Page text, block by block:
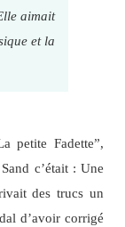
aimait
et la
petite Fadette”,
c’était : Une
des trucs un
d’avoir corrigé